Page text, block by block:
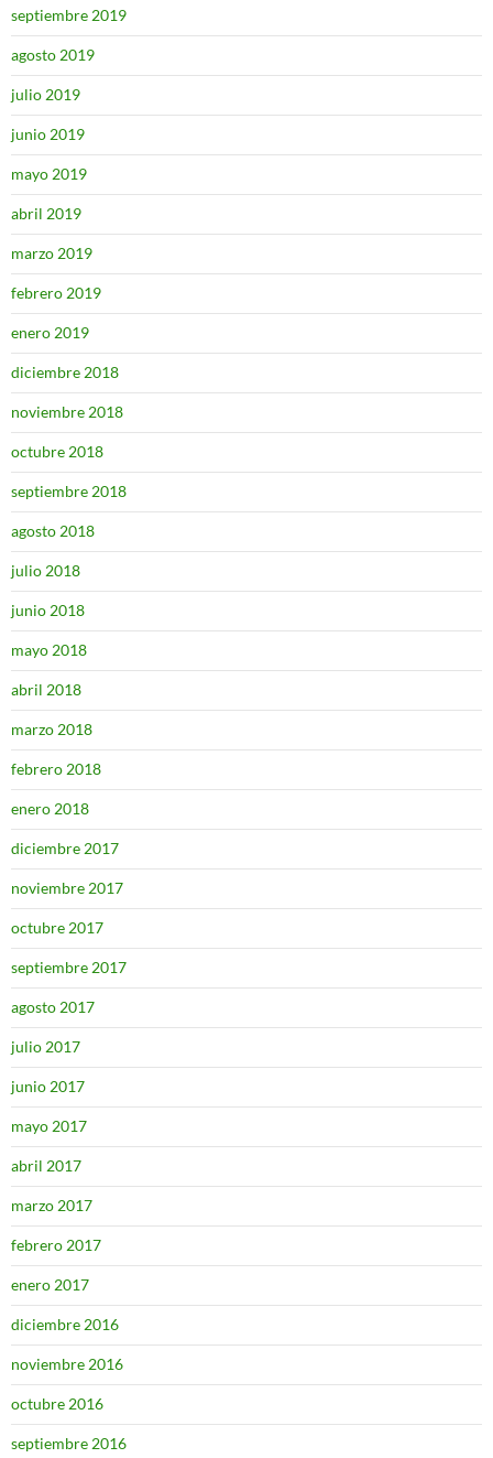
septiembre 2019
agosto 2019
julio 2019
junio 2019
mayo 2019
abril 2019
marzo 2019
febrero 2019
enero 2019
diciembre 2018
noviembre 2018
octubre 2018
septiembre 2018
agosto 2018
julio 2018
junio 2018
mayo 2018
abril 2018
marzo 2018
febrero 2018
enero 2018
diciembre 2017
noviembre 2017
octubre 2017
septiembre 2017
agosto 2017
julio 2017
junio 2017
mayo 2017
abril 2017
marzo 2017
febrero 2017
enero 2017
diciembre 2016
noviembre 2016
octubre 2016
septiembre 2016